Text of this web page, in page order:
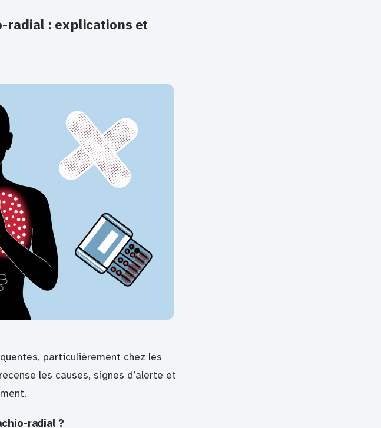
radial : explications et
particulièrement chez les
les causes, signes d’alerte et
radial ?